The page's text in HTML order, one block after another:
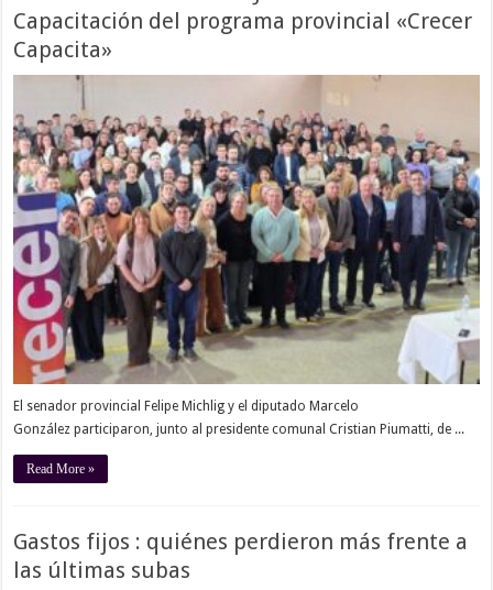
Capacitación del programa provincial «Crecer
Capacita»
El senador provincial Felipe Michlig y el diputado Marcelo
González participaron, junto al presidente comunal Cristian Piumatti, de ...
Read More »
Gastos fijos : quiénes perdieron más frente a
las últimas subas